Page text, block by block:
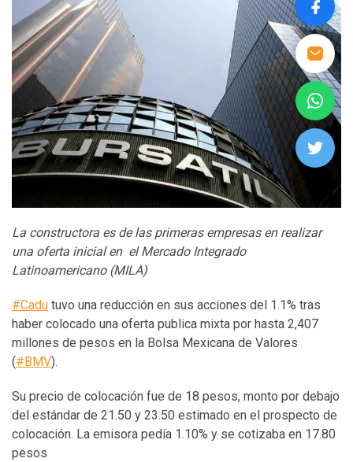
La constructora es de las primeras empresas en realizar
una oferta inicial en el Mercado Integrado
Latinoamericano (MILA)
#Cadu tuvo una reducción en sus acciones del 1.1% tras
haber colocado una oferta publica mixta por hasta 2,407
millones de pesos en la Bolsa Mexicana de Valores
(#BMV).
Su precio de colocación fue de 18 pesos, monto por debajo
del estándar de 21.50 y 23.50 estimado en el prospecto de
colocación. La emisora pedía 1.10% y se cotizaba en 17.80
pesos